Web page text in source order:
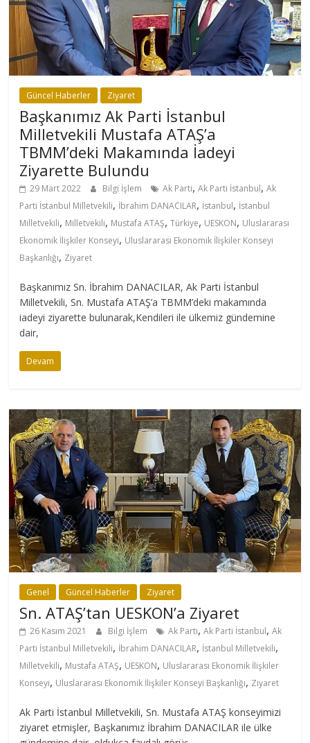
Güncel Haberler Ziyaret
Başkanımız Ak Parti İstanbul
Milletvekili Mustafa ATAŞ’a
TBMM’deki Makamında İadeyi
Ziyarette Bulundu
29 Mart 2022 Bilgi İşlem Ak Parti,Ak Parti İstanbul,Ak
Parti İstanbul Milletvekili, İbrahim DANACILAR, İstanbul, İstanbul
Milletvekili, Milletvekili, Mustafa ATAŞ,Türkiye, UESKON, Uluslararası
Ekonomik İlişkiler Konseyi, Uluslararası Ekonomik İlişkiler Konseyi
Başkanlığı, Ziyaret
Başkanımız Sn. İbrahim DANACILAR, Ak Parti İstanbul
Milletvekili, Sn. Mustafa ATAŞ’a TBMM’deki makamında
iadeyi ziyarette bulunarak,Kendileri ile ülkemiz gündemine
dair,
Devam
Genel Güncel Haberler Ziyaret
Sn. ATAŞ’tan UESKON’a Ziyaret
26 Kasım 2021 Bilgi İşlem Ak Parti,Ak Parti İstanbul,Ak
Parti İstanbul Milletvekili, İbrahim DANACILAR, İstanbul Milletvekili,
Milletvekili, Mustafa ATAŞ, UESKON, Uluslararası Ekonomik İlişkiler
Konseyi, Uluslararası Ekonomik İlişkiler Konseyi Başkanlığı, Ziyaret
Ak Parti İstanbul Milletvekili, Sn. Mustafa ATAŞ konseyimizi
ziyaret etmişler, Başkanımız İbrahim DANACILAR ile ülke